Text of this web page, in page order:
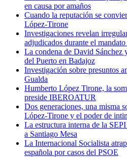
en causa por amaños
Cuando la reputación se
López-Tirone
Investigaciones revelan
adjudicados durante el
La condena de David Sánchez
del Puerto en Badajoz
Investigación sobre presuntos
Gualda
Humberto López Tirone, la
preside IBEROATUR
Dos generaciones, una misma
López-Tirone y el poder de
La estructura interna de la
a Santiago Mesa
La Internacional Socialista
española por casos del PSOE